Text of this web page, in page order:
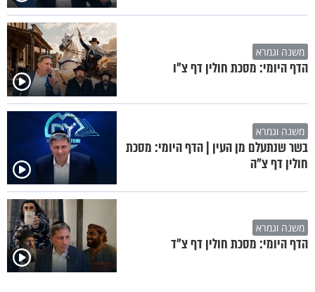
משנה וגמרא
הדף היומי: מסכת חולין דף צ"ו
משנה וגמרא
בשר שנתעלם מן העין | הדף היומי: מסכת
חולין דף צ"ה
משנה וגמרא
הדף היומי: מסכת חולין דף צ"ד